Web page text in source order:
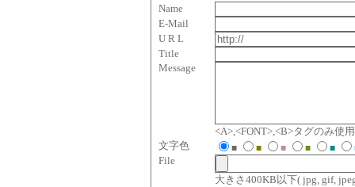
Name
E-Mail
U R L
Title
Message
<A>,<FONT>,<B>タグのみ使
文字色
■ ■ ■ ■ ■
File
大きさ400KB以下( jpg, gif,